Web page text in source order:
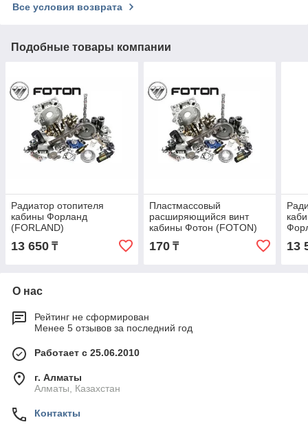
Все условия возврата
Подобные товары компании
Радиатор отопителя
кабины Форланд
(FORLAND)
13 650 ₸
Пластмассовый
расширяющийся винт
кабины Фотон (FOTON)
1B18057200208
170₸ 13
О нас
Рейтинг не сформирован
Менее 5 отзывов за последний год
Работает с 25.06.2010
г. Алматы
Алматы, Казахстан
Контакты